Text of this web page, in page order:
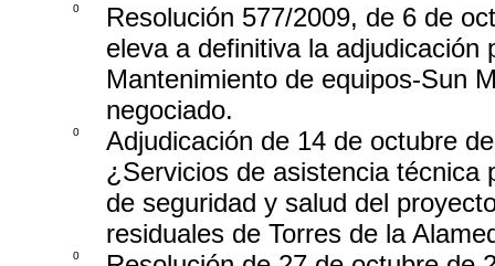
0
Resolución 577/2009, de 6 de
eleva a definitiva la
Mantenimiento de equipos-Sun
negociado.
0
Adjudicación de 14 de octubre
¿Servicios de asistencia técnica
de seguridad y salud del
residuales de Torres de la
0